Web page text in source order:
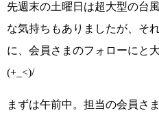
先週末の土曜日は超大型の台
な気持ちもありましたが、そ
に、会員さまのフォローにと
(+_<)/
まずは午前中。担当の会員さ